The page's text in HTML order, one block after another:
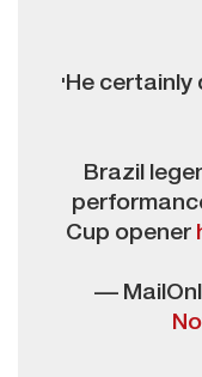
'He certainly
Brazil
Cup opener
—